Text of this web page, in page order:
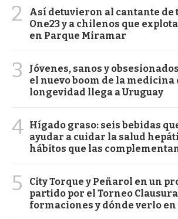
2
Así detuvieron al cantante de
One23 y a chilenos que
en Parque Miramar
3
Jóvenes, sanos y
el nuevo boom de la medicina
longevidad llega a Uruguay
4 Hígado graso: seis bebidas
ayudar a cuidar la salud
hábitos que las
5
City Torque y Peñarol en un
partido por el Torneo
formaciones y dónde verlo en